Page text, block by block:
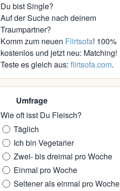
Du bist Single?
Auf der Suche nach deinem
Traumpartner?
Komm zum neuen Flirtsofa! 100%
kostenlos und jetzt neu: Matching!
Teste es gleich aus: flirtsofa.com.
Umfrage
Wie oft isst Du Fleisch?
Täglich
Ich bin Vegetarier
Zwei- bis dreimal pro Woche
Einmal pro Woche
Seltener als einmal pro Woche